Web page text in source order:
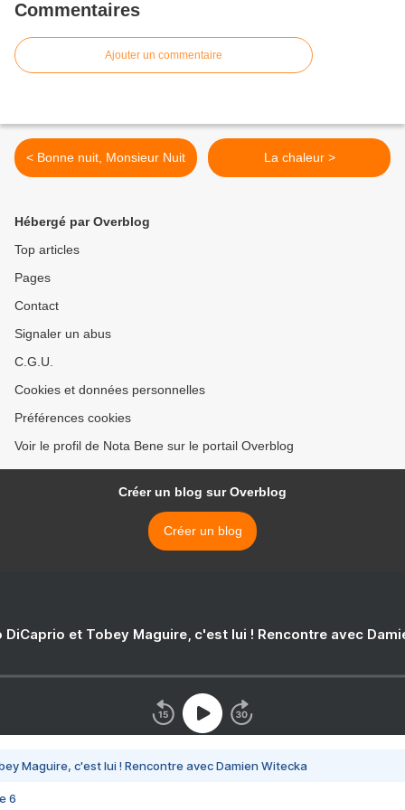
Commentaires
Ajouter un commentaire
< Bonne nuit, Monsieur Nuit La chaleur >
Hébergé par Overblog
Top articles
Pages
Contact
Signaler un abus
C.G.U.
Cookies et données personnelles
Préférences cookies
Voir le profil de Nota Bene sur le portail Overblog
Créer un blog sur Overblog
Créer un blog
DiCaprio et Tobey Maguire, c'est lui ! Rencontre avec
Maguire, c'est lui ! Rencontre avec Damien Witecka
6